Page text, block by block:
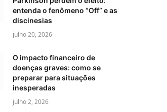
entenda o fenômeno “Off” e as
discinesias
julho 20, 2026
O impacto financeiro de
doenças graves: como se
preparar para situações
inesperadas
julho 2, 2026